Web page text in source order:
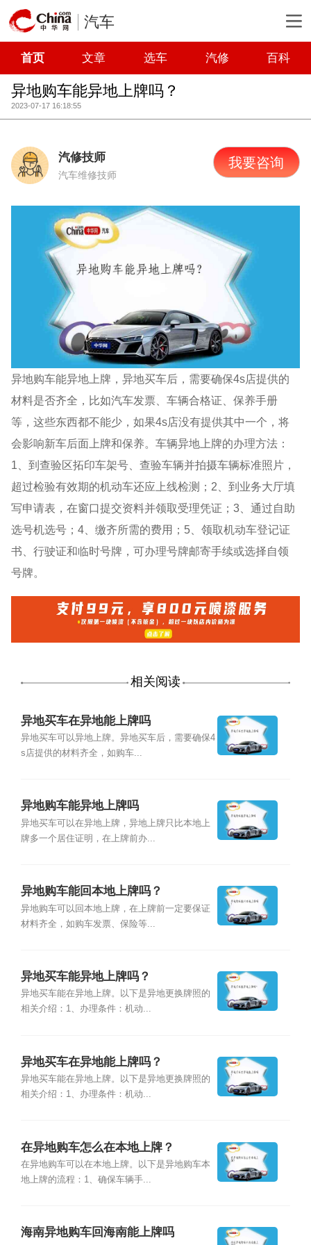
汽车
首页 文章 选车 汽修 百科
异地购车能异地上牌吗？
2023-07-17 16:18:55
汽修技师
汽车维修技师
我要咨询
异地购车能异地上牌，异地买车后，需要确保4s店提供的
材料是否齐全，比如汽车发票、车辆合格证、保养手册
等，这些东西都不能少，如果4s店没有提供其中一个，将
会影响新车后面上牌和保养。车辆异地上牌的办理方法：
1、到查验区拓印车架号、查验车辆并拍摄车辆标准照片，
超过检验有效期的机动车还应上线检测；2、到业务大厅填
写申请表，在窗口提交资料并领取受理凭证；3、通过自助
选号机选号；4、缴齐所需的费用；5、领取机动车登记证
书、行驶证和临时号牌，可办理号牌邮寄手续或选择自领
号牌。
相关阅读
异地买车在异地能上牌吗
异地买车可以异地上牌。异地买车后，需要确保4
s店提供的材料齐全，如购车...
异地购车能异地上牌吗
异地买车可以在异地上牌，异地上牌只比本地上
牌多一个居住证明，在上牌前办...
异地购车能回本地上牌吗？
异地购车可以回本地上牌，在上牌前一定要保证
材料齐全，如购车发票、保险等...
异地买车能异地上牌吗？
异地买车能在异地上牌。以下是异地更换牌照的
相关介绍：1、办理条件：机动...
异地买车在异地能上牌吗？
异地买车能在异地上牌。以下是异地更换牌照的
相关介绍：1、办理条件：机动...
在异地购车怎么在本地上牌？
在异地购车可以在本地上牌。以下是异地购车本
地上牌的流程：1、确保车辆手...
海南异地购车回海南能上牌吗